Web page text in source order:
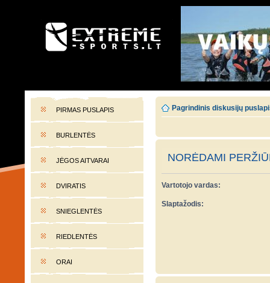
EXTREME-SPORTS.LT
PIRMAS PUSLAPIS
BURLENTĖS
JĖGOS AITVARAI
DVIRATIS
SNIEGLENTĖS
RIEDLENTĖS
ORAI
Pagrindinis diskusijų
NORĖDAMI
Vartotojo vardas:
Slaptažodis: